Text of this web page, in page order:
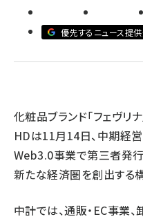
revico (737)
優先するニュース提
化粧品ブランド「フェヴリ
HDは11月14日、中期経
Web3.0事業で第三者発行
新たな経済圏を創出する
中計では、通販・EC事業